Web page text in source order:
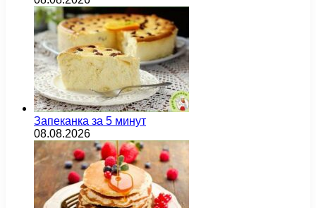
Запеканка за 5 минут
08.08.2026